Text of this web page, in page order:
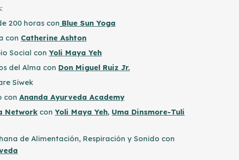
200 horas con Blue Sun Yoga
con Catherine Ashton
Social conYoli Maya Yeh
del Alma con Don Miguel Ruiz Jr.
Siwek
conAnanda Ayurveda Academy
Network conYoli Maya Yeh, Uma Dinsmore-Tuli
de Alimentación, Respiración y Sonido con